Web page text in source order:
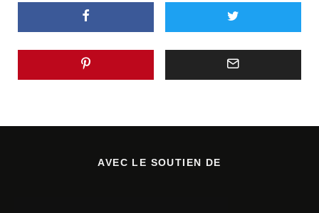
AVEC LE SOUTIEN DE